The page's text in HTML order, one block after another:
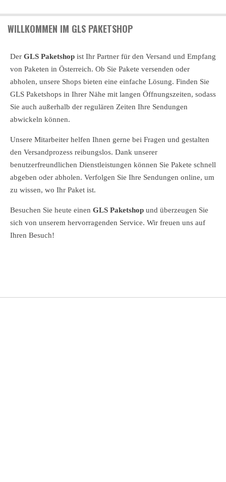
WILLKOMMEN IM GLS PAKETSHOP
Der GLS Paketshop ist Ihr Partner für den Versand und Empfang
von Paketen in Österreich. Ob Sie Pakete versenden oder
abholen, unsere Shops bieten eine einfache Lösung. Finden Sie
GLS Paketshops in Ihrer Nähe mit langen Öffnungszeiten, sodass
Sie auch außerhalb der regulären Zeiten Ihre Sendungen
abwickeln können.
Unsere Mitarbeiter helfen Ihnen gerne bei Fragen und gestalten
den Versandprozess reibungslos. Dank unserer
benutzerfreundlichen Dienstleistungen können Sie Pakete schnell
abgeben oder abholen. Verfolgen Sie Ihre Sendungen online, um
zu wissen, wo Ihr Paket ist.
Besuchen Sie heute einen GLS Paketshop und überzeugen Sie
sich von unserem hervorragenden Service. Wir freuen uns auf
Ihren Besuch!